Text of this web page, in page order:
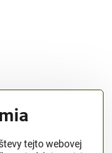
tejto webovej